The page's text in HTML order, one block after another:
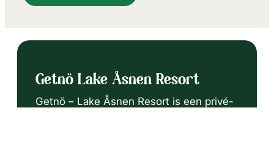
Getnö Lake Åsnen Resort
Getnö – Lake Åsnen Resort is een privé-